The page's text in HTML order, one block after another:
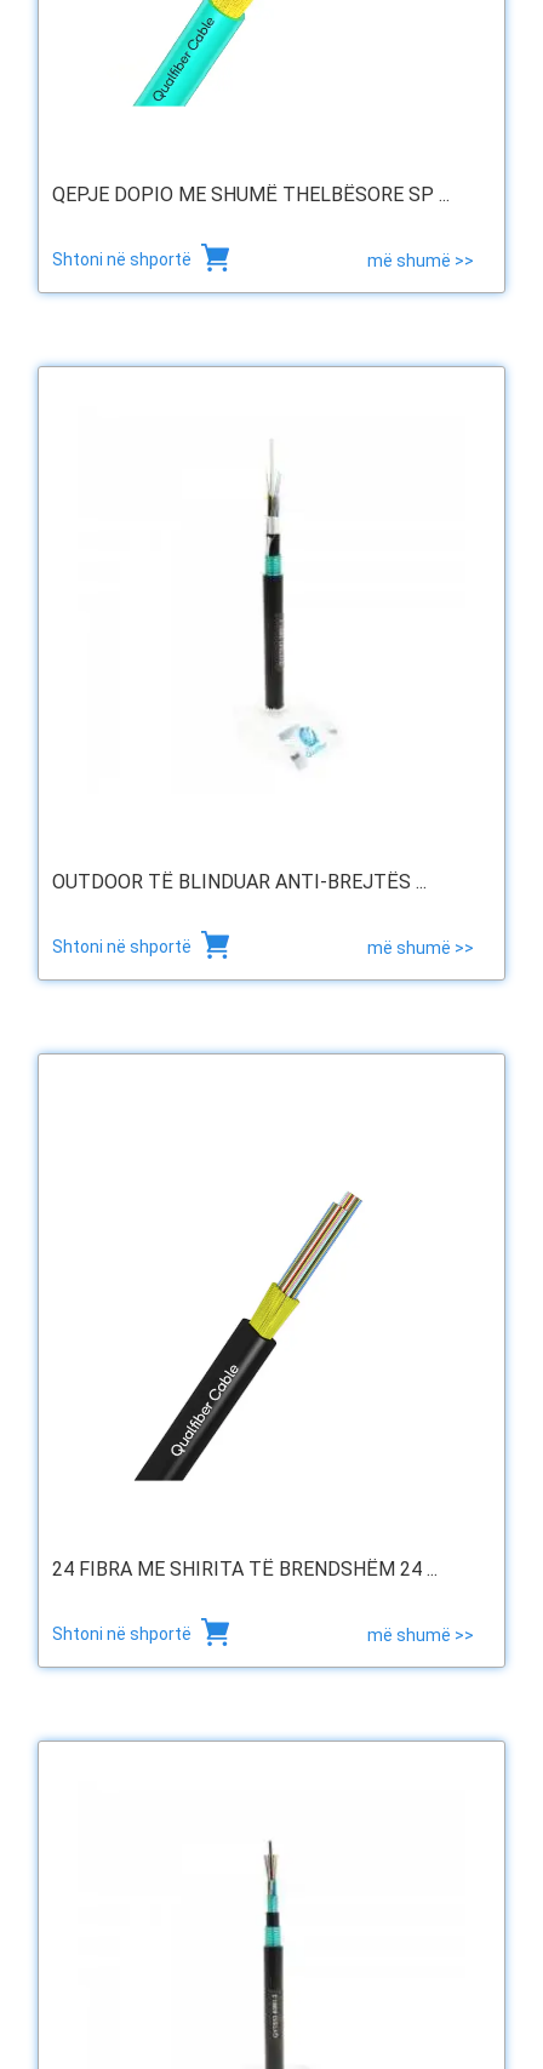
QEPJE DOPIO ME SHUMË THELBËSORE SP ...
Shtoni në shportë më shumë >>
OUTDOOR TË BLINDUAR ANTI-BREJTËS ...
Shtoni në shportë më shumë >>
24 FIBRA ME SHIRITA TË BRENDSHËM 24 ...
Shtoni në shportë më shumë >>